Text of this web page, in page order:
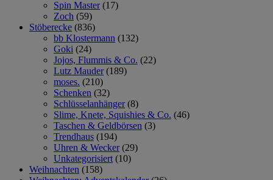
Spin Master (17)
Zoch (59)
Stöberecke (836)
bb Klostermann (132)
Goki (24)
Jojos, Flummis & Co. (22)
Lutz Mauder (189)
moses. (210)
Schenken (32)
Schlüsselanhänger (8)
Slime, Knete, Squishies & Co. (46)
Taschen & Geldbörsen (3)
Trendhaus (194)
Uhren & Wecker (29)
Unkategorisiert (10)
Weihnachten (158)